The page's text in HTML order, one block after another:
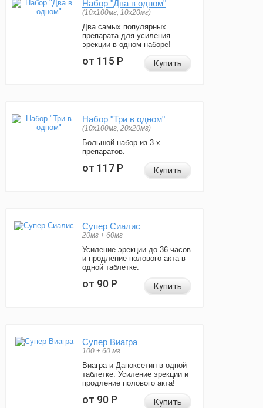
Набор "Два в одном"
(10x100мг, 10x20мг)
Два самых популярных
препарата для усиления
эрекции в одном наборе!
от 115Р Купить
Набор "Три в одном"
(10x100мг, 20x20мг)
Большой набор из 3-х
препаратов.
от 117Р Купить
Супер Сиалис
20мг + 60мг
Усиление эрекции до 36 часов
и продление полового акта в
одной таблетке.
от 90Р Купить
Супер Виагра
100 + 60 мг
Виагра и Дапоксетин в одной
таблетке. Усиление эрекции и
продление полового акта!
от 90Р Купить